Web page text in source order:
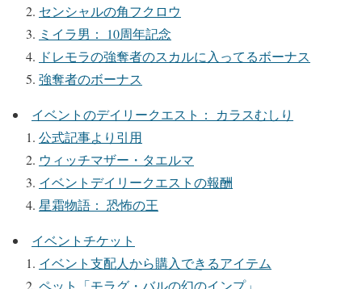
センシャルの角フクロウ
ミイラ男： 10周年記念
ドレモラの強奪者のスカルに入ってるボーナス
強奪者のボーナス
イベントのデイリークエスト： カラスむしり
公式記事より引用
ウィッチマザー・タエルマ
イベントデイリークエストの報酬
星霜物語： 恐怖の王
イベントチケット
イベント支配人から購入できるアイテム
ペット「モラグ・バルの幻のインプ」